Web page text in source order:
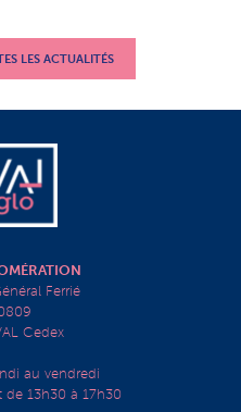
LES ACTUALITÉS
Ferrié
Cedex
au vendredi
13h30 à 17h30